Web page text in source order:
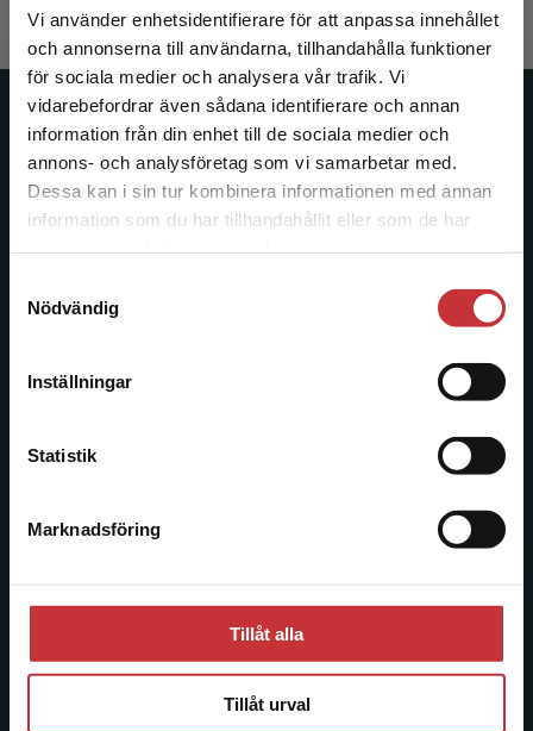
Vi använder enhetsidentifierare för att anpassa innehållet
och annonserna till användarna, tillhandahålla funktioner
för sociala medier och analysera vår trafik. Vi
vidarebefordrar även sådana identifierare och annan
information från din enhet till de sociala medier och
annons- och analysföretag som vi samarbetar med.
Dessa kan i sin tur kombinera informationen med annan
information som du har tillhandahållit eller som de har
Nödvändig
Inställningar
Statistik
Marknadsföring
Tillåt alla
Tillåt urval
Begränsad fraktregion
Det verkar som att du besöker
studentlitteratur.se via en enhet utanför Sverige.
Vi erbjuder inte leveranser utanför Sverige. För
att kunna slutföra ett köp måste
Studentlitteratur
Studentlitteratur grundades 1963 och är idag Sveriges
ledande utbildningsförlag. Med läromedel, kurslitteratur,
längs hela kunskapsresan.
Kontakta oss
046-31 20 00
Box 141
Åkergränden 1
226 60 Lund